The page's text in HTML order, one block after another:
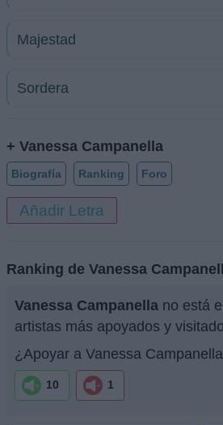
Majestad
Sordera
+ Vanessa Campanella
Biografía Ranking Foro
Añadir Letra
Ranking de Vanessa
Vanessa Campanella no está
artistas más apoyados y
¿Apoyar a Vanessa
10 1